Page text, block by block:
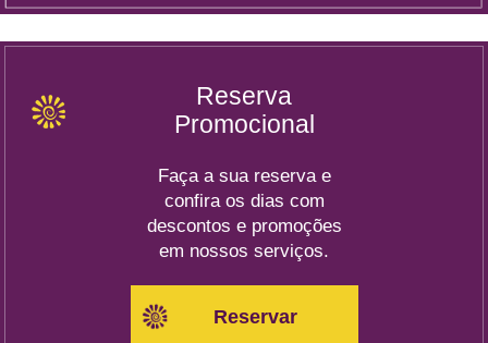
Reserva
Promocional
Faça a sua reserva e
confira os dias com
descontos e promoções
em nossos serviços.
Reservar